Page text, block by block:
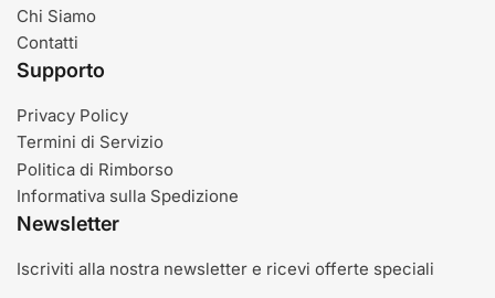
Chi Siamo
Contatti
Supporto
Privacy Policy
Termini di Servizio
Politica di Rimborso
Informativa sulla Spedizione
Newsletter
Iscriviti alla nostra newsletter e ricevi offerte speciali